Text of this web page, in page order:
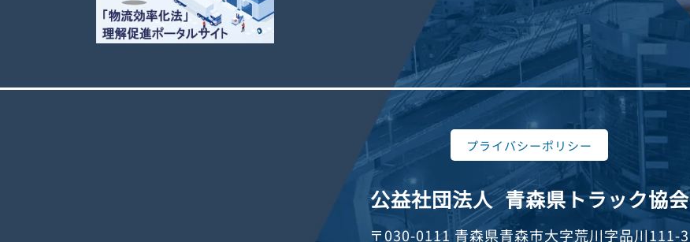
プライバシーポリシー
公益社団法人 青森県トラック協会
〒030-0111 青森県青森市大字荒川字品川111-3